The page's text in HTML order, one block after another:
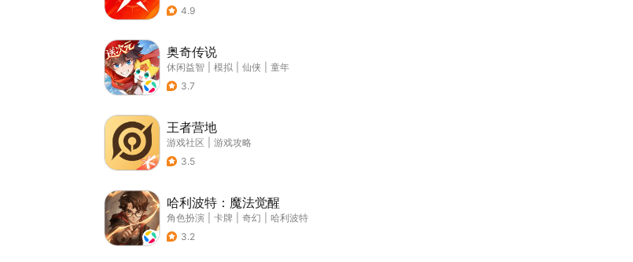
4.9
奥奇传说
休闲益智 模拟 仙侠
童年
3.7
王者营地
游戏社区
游戏攻略
3.5
哈利波特：魔法觉醒
角色扮演 卡牌 奇幻
哈利波特
3.2